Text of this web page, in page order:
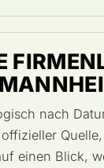
nach
einen Blick,